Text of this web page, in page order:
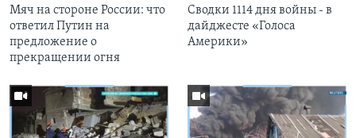
Мяч на стороне России: что
ответил Путин на
предложение о
прекращении огня
Сводки 1114 дня войны - в
дайджесте «Голоса
Америки»